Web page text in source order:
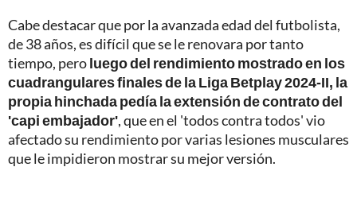
Cabe destacar que por la avanzada edad del futbolista,
de 38 años, es difícil que se le renovara por tanto
tiempo, peroluego del rendimiento mostrado en los
cuadrangulares finales de la Liga Betplay 2024-II, la
propia hinchada pedía la extensión de contrato del
'capi embajador', que en el 'todos contra todos' vio
afectado su rendimiento por varias lesiones musculares
que le impidieron mostrar su mejor versión.